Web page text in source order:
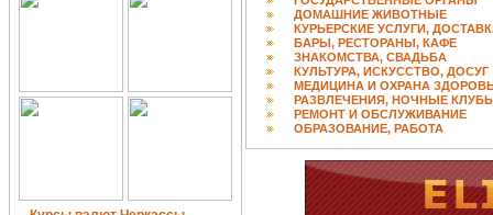
ДОМАШНИЕ ЖИВОТНЫЕ
КУРЬЕРСКИЕ УСЛУГИ,
БАРЫ, РЕСТОРАНЫ, КАФЕ
ЗНАКОМСТВА, СВАДЬБА
КУЛЬТУРА, ИСКУССТВО, ДОСУГ
МЕДИЦИНА И ОХРАНА
РАЗВЛЕЧЕНИЯ, НОЧНЫЕ
РЕМОНТ И ОБСЛУЖИВАНИЕ
ОБРАЗОВАНИЕ, РАБОТА